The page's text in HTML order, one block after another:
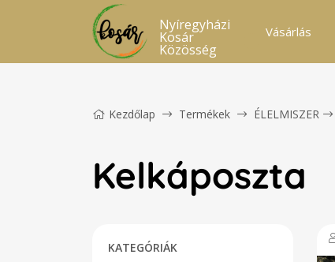
Nyíregyházi
Kosár
Közösség
Vásárlás
Kezdőlap Termékek ÉLELMISZER
Kelkáposzta
KATEGÓRIÁK